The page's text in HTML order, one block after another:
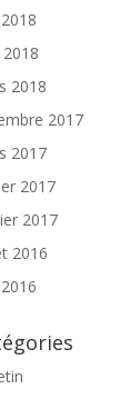
2018
2017
2017
2017
2017
2016